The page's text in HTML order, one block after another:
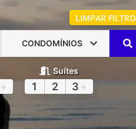
LIMPAR
CONDOMÍNIOS
+
Suítes
1 2 3 +